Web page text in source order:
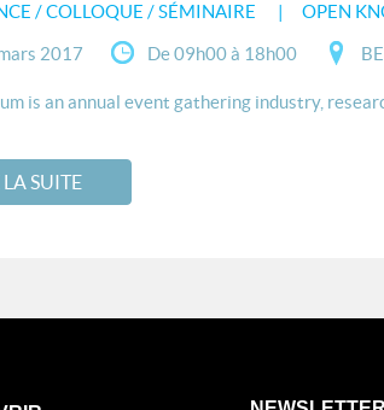
/ COLLOQUE / SÉMINAIRE OPEN
2017 De 09h00 à 18h00
is an annual event gathering industry,
LA SUITE